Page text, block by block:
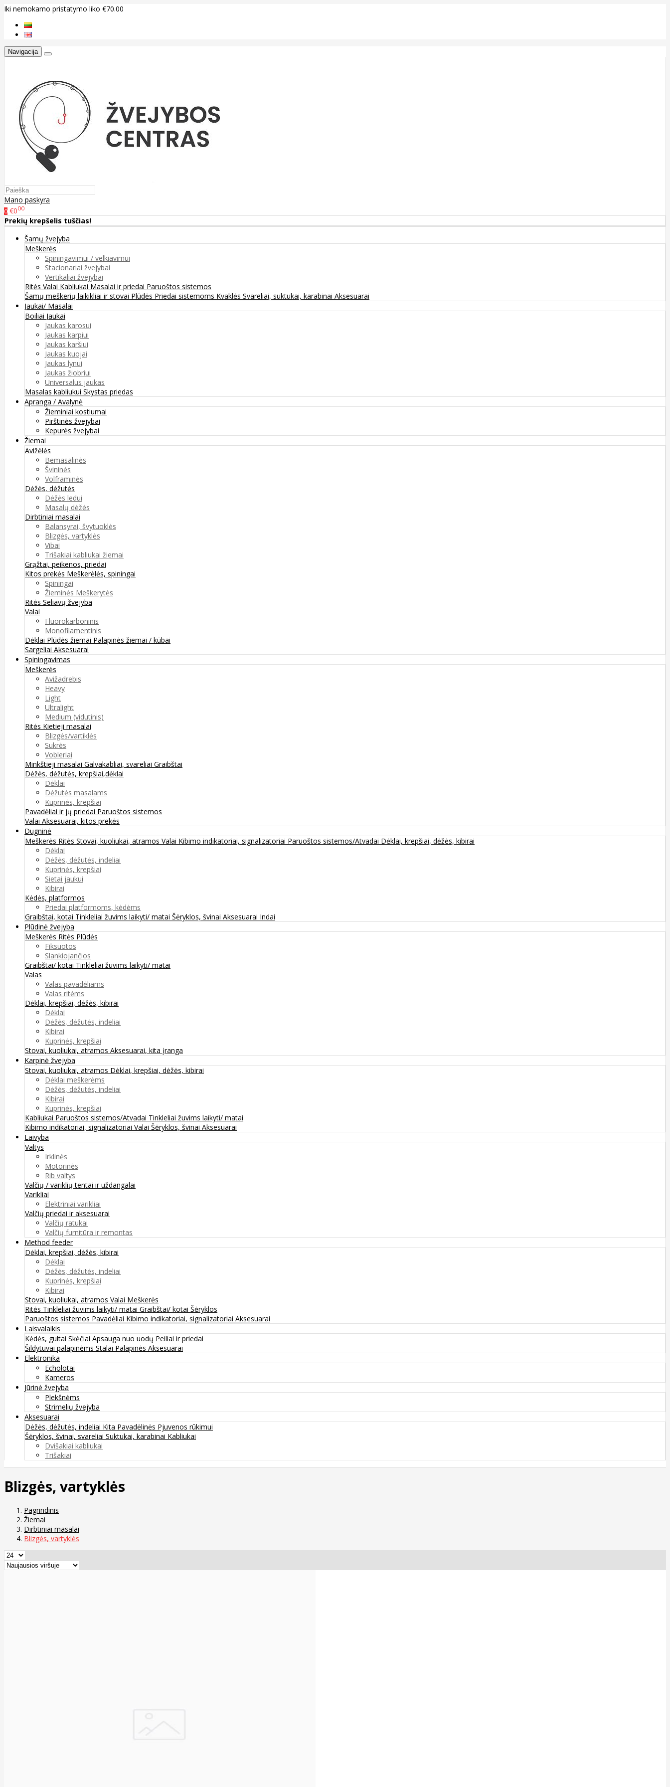
Iki nemokamo pristatymo liko €70.00
Navigacija
Mano paskyra
0 €000
Prekių krepšelis tuščias!
Šamų žvejyba
Meškerės
Spiningavimui / velkiavimui
Stacionariai žvejybai
Vertikaliai žvejybai
Ritės Valai Kabliukai Masalai ir priedai Paruoštos sistemos
Šamų meškerių laikikliai ir stovai Plūdės Priedai sistemoms Kvaklės Svareliai, suktukai, karabinai Aksesuarai
Jaukai/ Masalai
Boiliai Jaukai
Jaukas karosui
Jaukas karpiui
Jaukas karšiui
Jaukas kuojai
Jaukas lynui
Jaukas žiobriui
Universalus jaukas
Masalas kabliukui Skystas priedas
Apranga / Avalynė
Žieminiai kostiumai
Pirštinės žvejybai
Kepurės žvejybai
Žiemai
Avižėlės
Bemasalinės
Švininės
Volframinės
Dėžės, dėžutės
Dėžės ledui
Masalų dėžės
Dirbtiniai masalai
Balansyrai, švytuoklės
Blizgės, vartyklės
Vibai
Trišakiai kabliukai žiemai
Grąžtai, peikenos, priedai
Kitos prekės Meškerėlės, spiningai
Spiningai
Žieminės Meškerytės
Ritės Seliavų žvejyba
Valai
Fluorokarboninis
Monofilamentinis
Dėklai Plūdės žiemai Palapinės žiemai / kūbai
Sargeliai Aksesuarai
Spiningavimas
Meškerės
Avižadrebis
Heavy
Light
Ultralight
Medium (vidutinis)
Ritės Kietieji masalai
Blizgės/vartiklės
Sukrės
Vobleriai
Minkštieji masalai Galvakabliai, svareliai Graibštai
Dėžės, dėžutės, krepšiai,dėklai
Dėklai
Dėžutės masalams
Kuprinės, krepšiai
Pavadėliai ir jų priedai Paruoštos sistemos
Valai Aksesuarai, kitos prekės
Dugninė
Meškerės Ritės Stovai, kuoliukai, atramos Valai Kibimo indikatoriai, signalizatoriai Paruoštos sistemos/Atvadai Dėklai, krepšiai, dėžės, kibirai
Dėklai
Dėžės, dėžutės, indeliai
Kuprinės, krepšiai
Sietai jaukui
Kibirai
Kėdės, platformos
Priedai platformoms, kėdėms
Graibštai, kotai Tinkleliai žuvims laikyti/ matai Šėryklos, švinai Aksesuarai Indai
Plūdinė žvejyba
Meškerės Ritės Plūdės
Fiksuotos
Slankiojančios
Graibštai/ kotai Tinkleliai žuvims laikyti/ matai
Valas
Valas pavadėliams
Valas ritėms
Dėklai, krepšiai, dėžės, kibirai
Dėklai
Dėžės, dėžutės, indeliai
Kibirai
Kuprinės, krepšiai
Stovai, kuoliukai, atramos Aksesuarai, kita įranga
Karpinė žvejyba
Stovai, kuoliukai, atramos Dėklai, krepšiai, dėžės, kibirai
Dėklai meškerėms
Dėžės, dėžutės, indeliai
Kibirai
Kuprinės, krepšiai
Kabliukai Paruoštos sistemos/Atvadai Tinkleliai žuvims laikyti/ matai
Kibimo indikatoriai, signalizatoriai Valai Šėryklos, švinai Aksesuarai
Laivyba
Valtys
Irklinės
Motorinės
Rib valtys
Valčių / variklių tentai ir uždangalai
Varikliai
Elektriniai varikliai
Valčių priedai ir aksesuarai
Valčių ratukai
Valčių furnitūra ir remontas
Method feeder
Dėklai, krepšiai, dėžės, kibirai
Dėklai
Dėžės, dėžutės, indeliai
Kuprinės, krepšiai
Kibirai
Stovai, kuoliukai, atramos Valai Meškerės
Ritės Tinkleliai žuvims laikyti/ matai Graibštai/ kotai Šėryklos
Paruoštos sistemos Pavadėliai Kibimo indikatoriai, signalizatoriai Aksesuarai
Laisvalaikis
Kėdės, gultai Skėčiai Apsauga nuo uodų Peiliai ir priedai
Šildytuvai palapinėms Stalai Palapinės Aksesuarai
Elektronika
Echolotai
Kameros
Jūrinė žvejyba
Plekšnėms
Strimelių žvejyba
Aksesuarai
Dėžės, dėžutės, indeliai Kita Pavadėlinės Pjuvenos rūkimui
Šėryklos, švinai, svareliai Suktukai, karabinai Kabliukai
Dvišakiai kabliukai
Trišakiai
Blizgės, vartyklės
Pagrindinis
Žiemai
Dirbtiniai masalai
Blizgės, vartyklės